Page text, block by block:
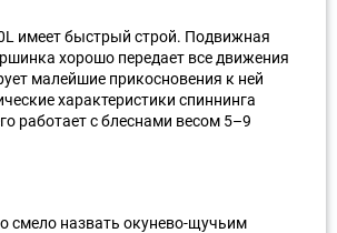
имеет быстрый строй. Подвижная
хорошо передает все движения
малейшие прикосновения к ней
характеристики спиннинга
работает с блеснами весом 5–9
смело назвать окунево-щучьим